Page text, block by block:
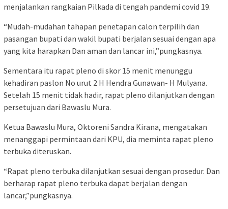
menjalankan rangkaian Pilkada di tengah pandemi covid 19.
“Mudah-mudahan tahapan penetapan calon terpilih dan
pasangan bupati dan wakil bupati berjalan sesuai dengan apa
yang kita harapkan Dan aman dan lancar ini,”pungkasnya.
Sementara itu rapat pleno di skor 15 menit menunggu
kehadiran paslon No urut 2 H Hendra Gunawan- H Mulyana.
Setelah 15 menit tidak hadir, rapat pleno dilanjutkan dengan
persetujuan dari Bawaslu Mura.
Ketua Bawaslu Mura, Oktoreni Sandra Kirana, mengatakan
menanggapi permintaan dari KPU, dia meminta rapat pleno
terbuka diteruskan.
“Rapat pleno terbuka dilanjutkan sesuai dengan prosedur. Dan
berharap rapat pleno terbuka dapat berjalan dengan
lancar,”pungkasnya.